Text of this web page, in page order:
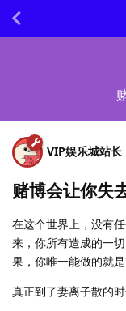
VIP娱乐城站长
赌博会让你失
在这个世界上，没有
来，你所有造成的一
果，你唯一能做的就是
真正到了妻离子散的